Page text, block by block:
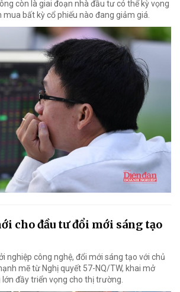
còn là giai đoạn nhà đầu tư có thể kỳ vọng
mua bất kỳ cổ phiếu nào đang giảm giá.
cho đầu tư đổi mới sáng tạo
nghiệp công nghệ, đổi mới sáng tạo với chủ
mẽ từ Nghị quyết 57-NQ/TW, khai mở
đầy triển vọng cho thị trường.